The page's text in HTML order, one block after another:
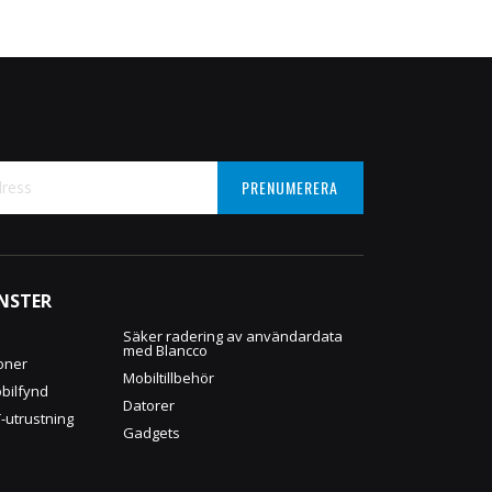
PRENUMERERA
utrustning
Säker radering av användardata
med Blancco
Mobiltillbehör
Datorer
Gadgets